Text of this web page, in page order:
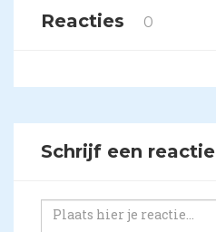
Reacties 0
Schrijf een reactie